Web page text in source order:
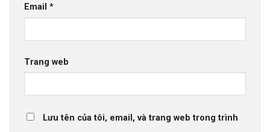
Email *
Trang web
Lưu tên của tôi, email, và trang web trong trình